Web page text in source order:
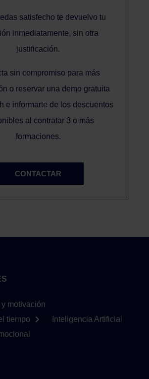
satisfecho te devuelvo tu
inmediatamente, sin otra
justificación.
sin compromiso para más
o reservar una demo gratuita
e informarte de los descuentos
al contratar 3 o más
formaciones.
CONTACTAR
y motivación
tiempo
Inteligencia Artificial